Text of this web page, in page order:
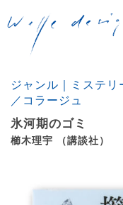
ジャンル｜ミステ
／コラージュ
氷河期のゴミ
櫛木理宇 （講談社）